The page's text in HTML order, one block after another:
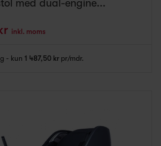
med dual-engine...
inkl. moms
- kun 1 487,50 kr pr/mdr.